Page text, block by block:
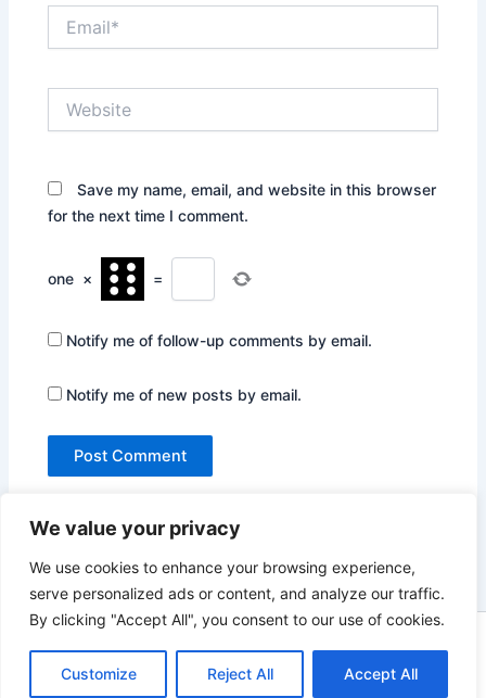
We value your privacy
We use cookies to enhance your browsing experience,
serve personalized ads or content, and analyze our traffic.
By clicking "Accept All", you consent to our use of cookies.
Customize Reject All Accept All
Save my name, email, and website in this browser
for the next time I comment.
one × =
Notify me of follow-up comments by email.
Notify me of new posts by email.
Copyright © 2026 Not Only Hollywood | Powered byAstra
WordPress Theme